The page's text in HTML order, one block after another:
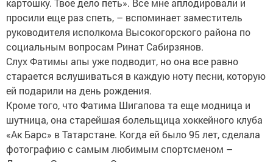
картошку. Твое дело петь». Все мне аплодировали и
просили еще раз спеть, – вспоминает заместитель
руководителя исполкома Высокогорского района по
социальным вопросам Ринат Сабирзянов.
Слух Фатимы апы уже подводит, но она все равно
старается вслушиваться в каждую ноту песни, которую
ей подарили на день рождения.
Кроме того, что Фатима Шигапова та еще модница и
шутница, она старейшая болельщица хоккейного клуба
«Ак Барс» в Татарстане. Когда ей было 95 лет, сделала
фотографию с самым любимым спортсменом –